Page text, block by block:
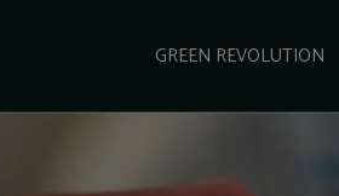
GREEN REVOLUTION